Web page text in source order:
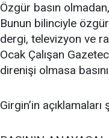
Özgür basın
Bunun bilinciyle
dergi, televizyon ve
Ocak Çalışan
direnişi olmasa
Girgin’in açıklamaları